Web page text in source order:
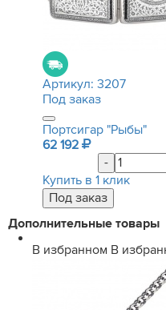
Артикул: 3207
Под заказ
Портсигар "Рыбы"
62 192
-
Купить в 1 клик
Дополнительные товары
В избранном В